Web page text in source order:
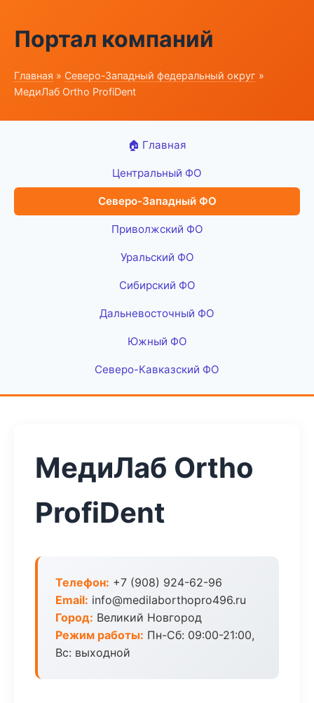
Портал компаний
Главная » Северо-Западный федеральный округ »
МедиЛаб Ortho ProfiDent
🏠 Главная
Центральный ФО
Северо-Западный ФО
Приволжский ФО
Уральский ФО
Сибирский ФО
Дальневосточный ФО
Южный ФО
Северо-Кавказский ФО
МедиЛаб Ortho
ProfiDent
Телефон: +7 (908) 924-62-96
Email: info@medilaborthopro496.ru
Город: Великий Новгород
Режим работы: Пн-Сб: 09:00-21:00,
Вс: выходной